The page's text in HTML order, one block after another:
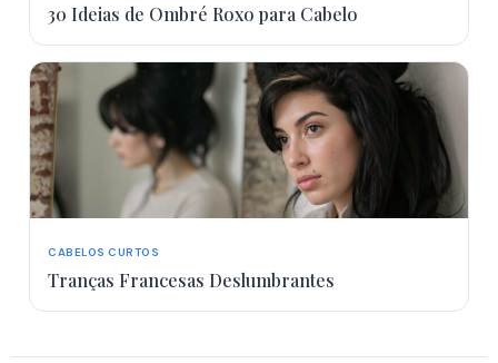
30 Ideias de Ombré Roxo para Cabelo
CABELOS CURTOS
Tranças Francesas Deslumbrantes